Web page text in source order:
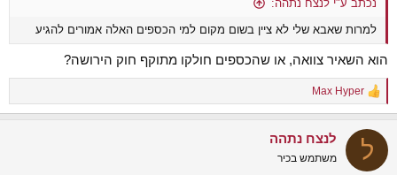
נכתב ע"י לנצח נתהה:
למרות שאבא שלי לא ציין בשום מקום למי הכספים האלה אמורים להגיע
הוא השאיר צוואה, או שהכספים חולקו מתוקף חוק הירושה?
R
e
c
i
Max Hyper
ל לנצח נתהה
משתמש בכיר